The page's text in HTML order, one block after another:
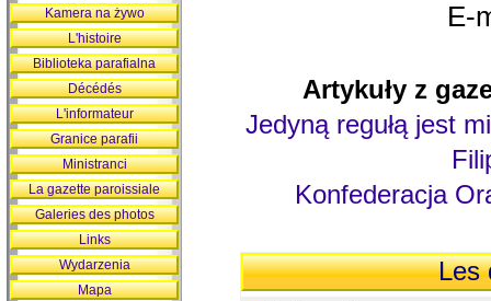
E-
Artykuły z
Jedyną regułą jest
Konfederacja
Les
Kamera na żywo
L'histoire
Biblioteka parafialna
Décédés
L'informateur
Granice parafii
Ministranci
La gazette paroissiale
Galeries des photos
Links
Wydarzenia
Mapa